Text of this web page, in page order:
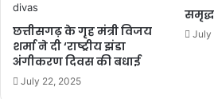
अध्यक्ष अशोक जैन, नरेश केशरवानी सहित
स्काउट-गाइड क़े पदाधिकारी, शिक्षक, स्कूली
bulandmedia
छत्तीसगढ़ के गृह मंत्री विजय
शर्मा ने दी ‘राष्ट्रीय झंडा
अंगीकरण दिवस की बधाई
July 22, 2025
July